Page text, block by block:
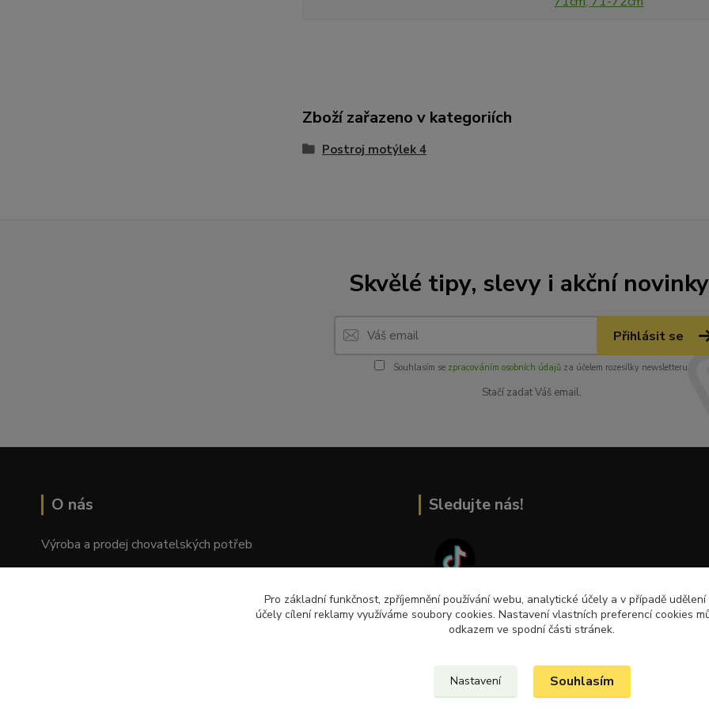
Zboží zařazeno v kategoriích
Postroj motýlek 4
Skvělé tipy, slevy i akční
Přihlásit se
Souhlasím se zpracováním osobních údajůza účelem rozesílky newsletteru.
Stačí zadat Váš email.
O nás
Výroba a prodej chovatelských potřeb
Wolkerova 1550/2, Prostějov 796 01
Sledujte nás!
Přečtěte si nejnovější články na blogu!
Pro základní funkčnost, zpříjemnění používání webu, analytické účely a v případě
účely cílení reklamy využíváme soubory cookies. Nastavení vlastních preferencí cookies
odkazem ve spodní části stránek.
Nastavení Souhlasím